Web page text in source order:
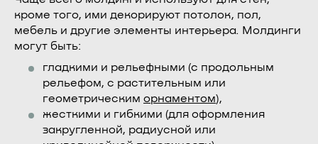
кроме того, ими декорируют потолок, пол,
мебель и другие элементы интерьера. Молдинги
могут быть:
гладкими и рельефными (с продольным
рельефом, с растительным или
геометрическим орнаментом),
жесткими и гибкими (для оформления
закругленной, радиусной или